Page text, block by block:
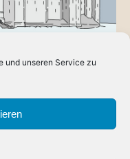
und unseren Service zu
mich gepackt hat und
Dorlónien erstreckt,